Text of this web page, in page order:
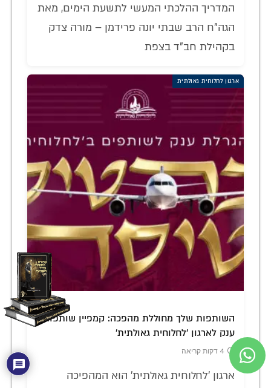
המדריך ההלכתי המעשי לתשעת הימים, מאת
הגה"ח הרב שבתי יונה פרידמן – מורה צדק
בקהילת חב"ד בצפת
ארגון לחלוחית גאולתית
השותפות שלך מחוללת מהפכה: קמפיין שותפות
ענק לארגון 'לחלוחית גאולתית'
4 דקות קריאה
ארגון 'לחלוחית גאולתית' הוא המהפיכה